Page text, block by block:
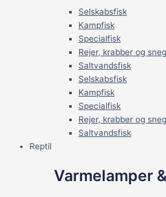
Selskabsfisk
Kampfisk
Specialfisk
Rejer, krabber og
Saltvandsfisk
Selskabsfisk
Kampfisk
Specialfisk
Rejer, krabber og
Saltvandsfisk
Reptil
Varmelamper